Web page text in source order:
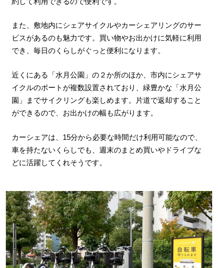
また、敷地内にシェアサイクルやカーシェアリングのサー
ビスがあるのも魅力です。買い物やお出かけに気軽に利用
でき、毎日のくらしがぐっと便利になります。
近くにある「水月公園」の２か所のほか、市内にシェアサ
イクルのポートが複数設置されており、緑豊かな「水月公
園」までサイクリングも楽しめます。片道で返却すること
ができるので、お出かけの幅も広がります。
カーシェアは、15分から必要な時間だけ利用可能なので、
車を持たないくらしでも、週末のまとめ買いやドライブな
どに活躍してくれそうです。